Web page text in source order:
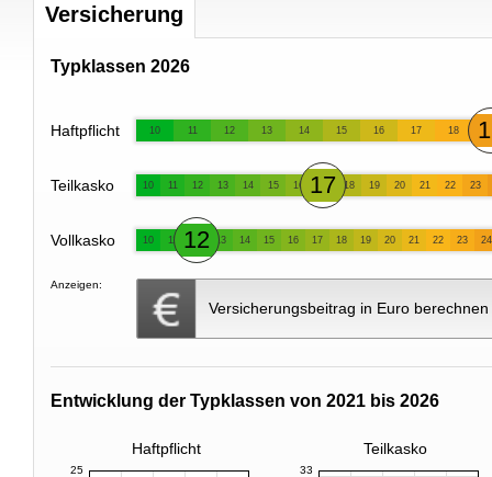
Versicherung
Typklassen 2026
Haftpflicht 10 11 12 13 14 15 16 17 18
Teilkasko 10 11 12 13 14 15 16 17 18 19 20 21 22 23
Vollkasko 10 11 12 13 14 15 16 17 18 19 20 21 22 23 24
Anzeigen:
Versicherungsbeitrag in Euro berechnen
Entwicklung der Typklassen von 2021 bis 2026
Haftpflicht Teilkasko
25 33